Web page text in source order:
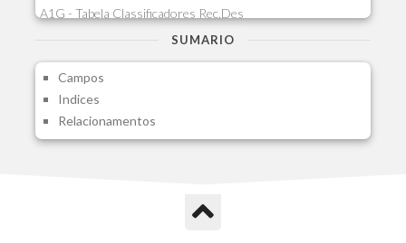
A1G - Tabela Classificadores Rec.Des
A1H - Itens Tabela Classif.Rec.Desp.
A1J - Itens Aglutinadores Visao
A1N - Tipos de Card
A1O - Cards Dashboard
A1P - Tipos de Charts
A1S - Notificacoes do Vendedor
SUMARIO
Campos
Indices
Relacionamentos